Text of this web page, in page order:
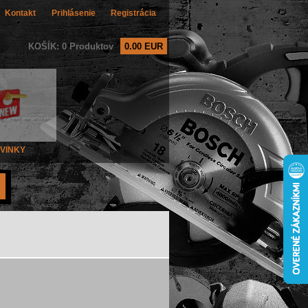
Kontakt Prihlásenie Registrácia
KOŠÍK: 0 Produktov 0.00 EUR